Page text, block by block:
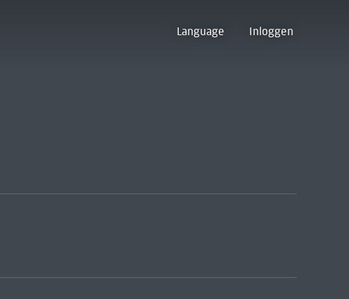
Language Inloggen